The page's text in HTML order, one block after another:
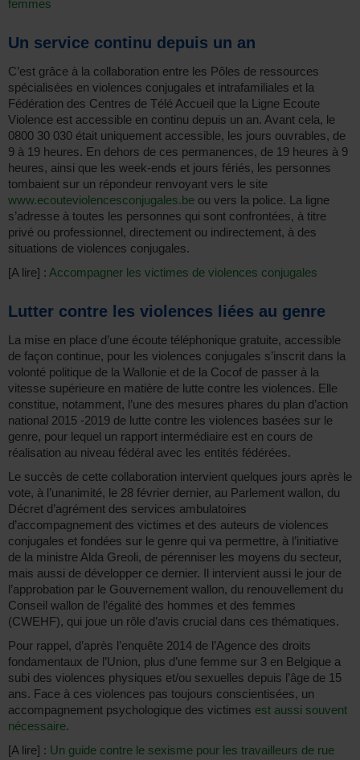
femmes
Un service continu depuis un an
C’est grâce à la collaboration entre les Pôles de ressources
spécialisées en violences conjugales et intrafamiliales et la
Fédération des Centres de Télé Accueil que la Ligne Ecoute
Violence est accessible en continu depuis un an. Avant cela, le
0800 30 030 était uniquement accessible, les jours ouvrables, de
9 à 19 heures. En dehors de ces permanences, de 19 heures à 9
heures, ainsi que les week-ends et jours fériés, les personnes
tombaient sur un répondeur renvoyant vers le site
www.ecouteviolencesconjugales.be ou vers la police. La ligne
s’adresse à toutes les personnes qui sont confrontées, à titre
privé ou professionnel, directement ou indirectement, à des
situations de violences conjugales.
[A lire] : Accompagner les victimes de violences conjugales
Lutter contre les violences liées au genre
La mise en place d’une écoute téléphonique gratuite, accessible
de façon continue, pour les violences conjugales s’inscrit dans la
volonté politique de la Wallonie et de la Cocof de passer à la
vitesse supérieure en matière de lutte contre les violences. Elle
constitue, notamment, l’une des mesures phares du plan d’action
national 2015 -2019 de lutte contre les violences basées sur le
genre, pour lequel un rapport intermédiaire est en cours de
réalisation au niveau fédéral avec les entités fédérées.
Le succès de cette collaboration intervient quelques jours après le
vote, à l’unanimité, le 28 février dernier, au Parlement wallon, du
Décret d’agrément des services ambulatoires
d’accompagnement des victimes et des auteurs de violences
conjugales et fondées sur le genre qui va permettre, à l’initiative
de la ministre Alda Greoli, de pérenniser les moyens du secteur,
mais aussi de développer ce dernier. Il intervient aussi le jour de
l’approbation par le Gouvernement wallon, du renouvellement du
Conseil wallon de l’égalité des hommes et des femmes
(CWEHF), qui joue un rôle d’avis crucial dans ces thématiques.
Pour rappel, d’après l’enquête 2014 de l’Agence des droits
fondamentaux de l’Union, plus d’une femme sur 3 en Belgique a
subi des violences physiques et/ou sexuelles depuis l’âge de 15
ans. Face à ces violences pas toujours conscientisées, un
accompagnement psychologique des victimes est aussi souvent
nécessaire.
[A lire] : Un guide contre le sexisme pour les travailleurs de rue